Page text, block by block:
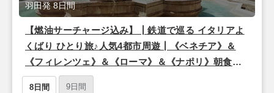
【燃油サーチャージ込み】┃鉄道で巡る イタリアよ
くばり ひとり旅♪人気4都市周遊┃《ベネチア》＆
《フィレンツェ》＆《ローマ》＆《ナポリ》朝食付
き 8日間
羽田発 8日間
8日間 9日間